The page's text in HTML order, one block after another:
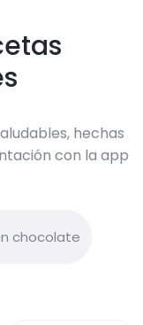
hechas
con la app